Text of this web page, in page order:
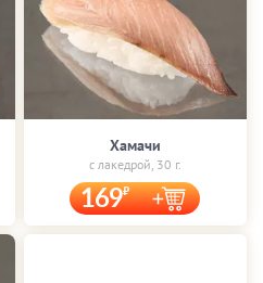
Хамачи
с лакедрой, 30 г.
169